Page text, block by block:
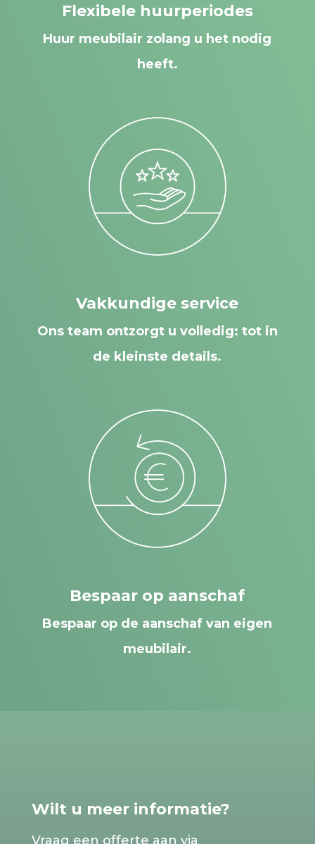
Flexibele huurperiodes
Huur meubilair zolang u het nodig
heeft.
Vakkundige service
Ons team ontzorgt u volledig: tot in
de kleinste details.
Bespaar op aanschaf
Bespaar op de aanschaf van eigen
meubilair.
Wilt u meer informatie?
Vraag een offerte aan via